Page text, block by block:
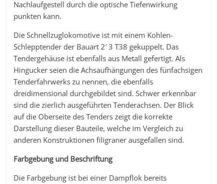
Nachlaufgestell durch die optische Tiefenwirkung
punkten kann.
Die Schnellzuglokomotive ist mit einem Kohlen-
Schlepptender der Bauart 2′ 3 T38 gekuppelt. Das
Tendergehäuse ist ebenfalls aus Metall gefertigt. Als
Hingucker seien die Achsaufhängungen des fünfachsigen
Tenderfahrwerks zu nennen, die ebenfalls
dreidimensional durchgebildet sind. Schwer erkennbar
sind die zierlich ausgeführten Tenderachsen. Der Blick
auf die Oberseite des Tenders zeigt die korrekte
Darstellung dieser Bauteile, welche im Vergleich zu
anderen Konstruktionen filigraner ausgefallen sind.
Farbgebung und Beschriftung
Die Farbgebung ist bei einer Dampflok bereits